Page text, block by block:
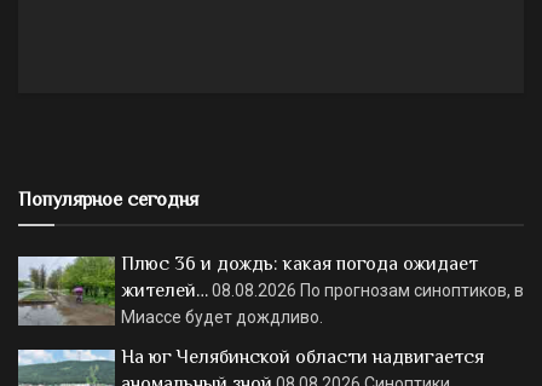
Популярное сегодня
Плюс 36 и дождь: какая погода ожидает
жителей…08.08.2026 По прогнозам синоптиков, в
Миассе будет дождливо.
На юг Челябинской области надвигается